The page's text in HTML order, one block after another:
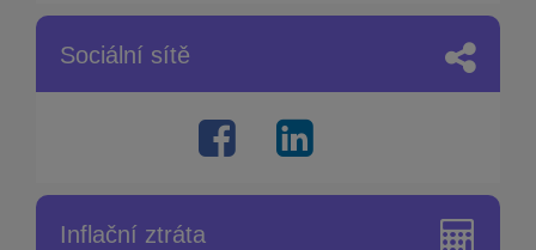
Sociální sítě
Inflační ztráta